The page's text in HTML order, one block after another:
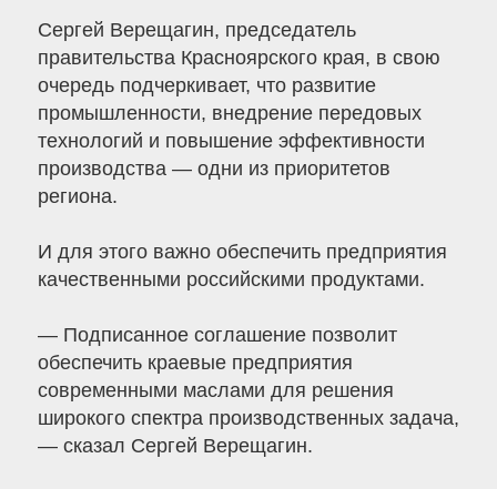
Сергей Верещагин, председатель
правительства Красноярского края, в свою
очередь подчеркивает, что развитие
промышленности, внедрение передовых
технологий и повышение эффективности
производства — одни из приоритетов
региона.
И для этого важно обеспечить предприятия
качественными российскими продуктами.
— Подписанное соглашение позволит
обеспечить краевые предприятия
современными маслами для решения
широкого спектра производственных задача,
— сказал Сергей Верещагин.